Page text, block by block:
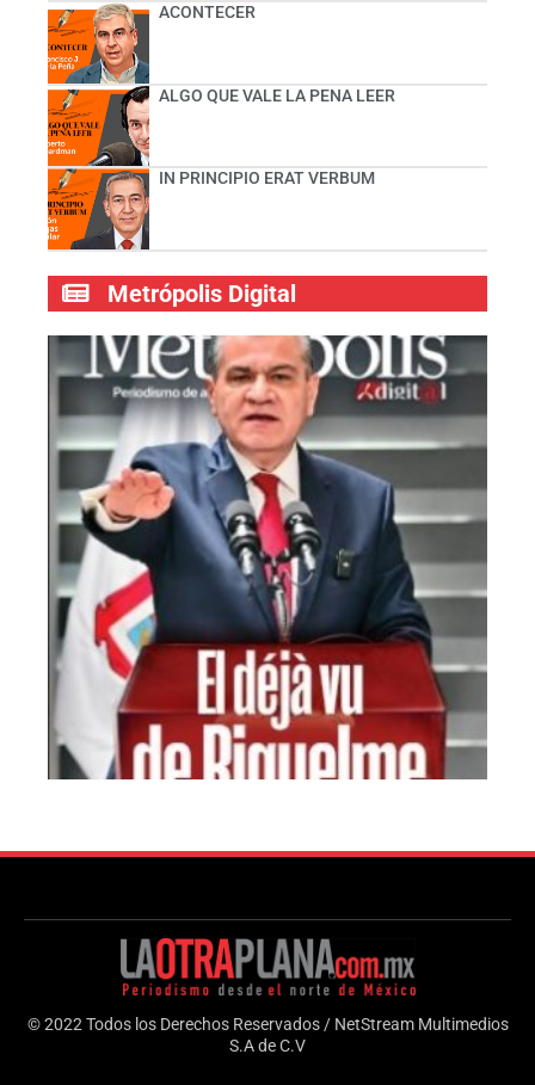
ACONTECER
ALGO QUE VALE LA PENA LEER
IN PRINCIPIO ERAT VERBUM
Metrópolis Digital
© 2022 Todos los Derechos Reservados / NetStream Multimedios
S.A de C.V